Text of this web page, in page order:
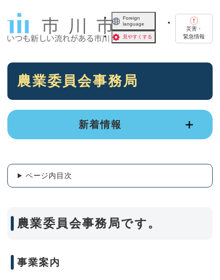
Foreign
language
見やすくする
災害・
緊急情報
本
農業委員会事務局
新着情報
ページ内目次
農業委員会事務局です。
事業案内